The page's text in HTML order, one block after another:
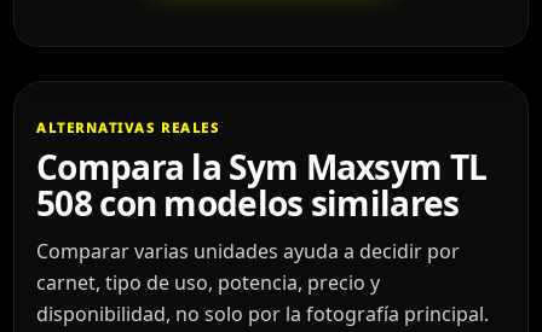
ALTERNATIVAS REALES
Compara la Sym Maxsym TL
508 con modelos similares
Comparar varias unidades ayuda a decidir por
carnet, tipo de uso, potencia, precio y
disponibilidad, no solo por la fotografía principal.